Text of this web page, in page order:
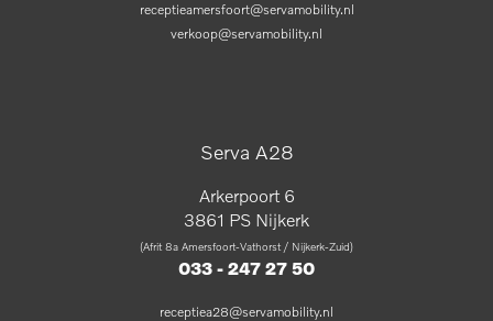
receptieamersfoort@servamobility.nl
verkoop@servamobility.nl
Serva A28
Arkerpoort 6
3861 PS Nijkerk
(Afrit 8a Amersfoort-Vathorst / Nijkerk-Zuid)
033 - 247 27 50
receptiea28@servamobility.nl